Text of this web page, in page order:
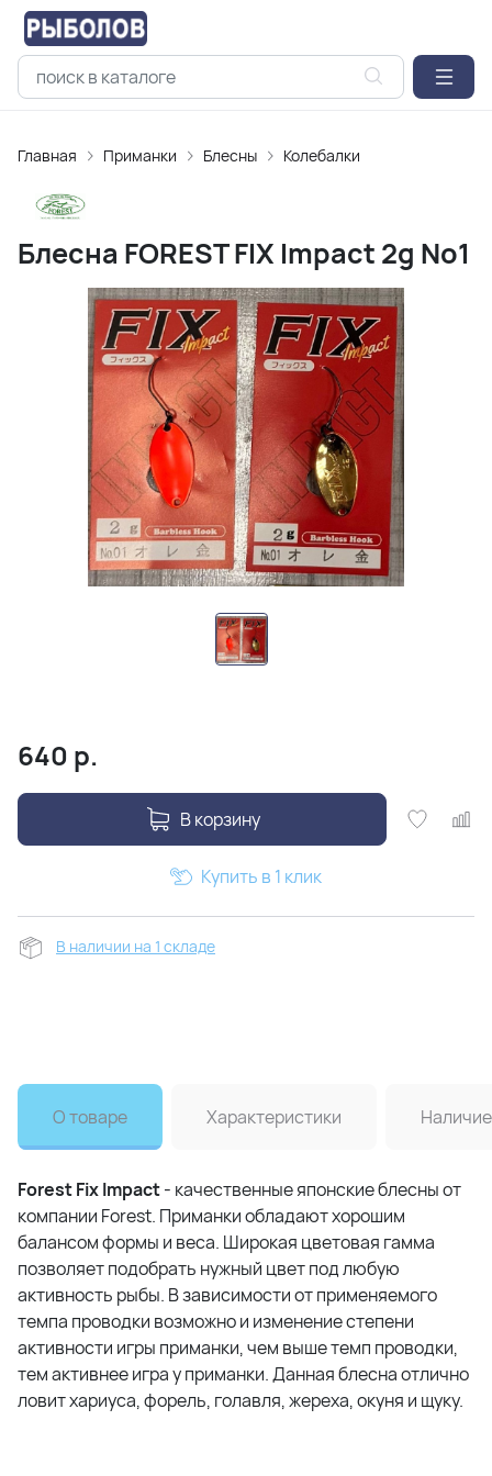
Главная Приманки Блесны Колебалки
Блесна FOREST FIX Impact 2g No1
640 р.
В корзину
Купить в 1 клик
В наличии на 1 складе
О товаре Характеристики Наличие
Forest Fix Impact- качественные японские блесны от
компании Forest. Приманки обладают хорошим
балансом формы и веса. Широкая цветовая гамма
позволяет подобрать нужный цвет под любую
активность рыбы. В зависимости от применяемого
темпа проводки возможно и изменение степени
активности игры приманки, чем выше темп проводки,
тем активнее игра у приманки. Данная блесна отлично
ловит хариуса, форель, голавля, жереха, окуня и щуку.